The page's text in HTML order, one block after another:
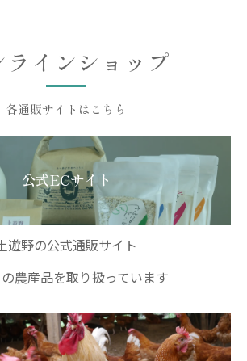
各通販サイトはこちら
ラインショップ
公式ECサイト
遊野の公式通販サイト
農産品を取り扱っています